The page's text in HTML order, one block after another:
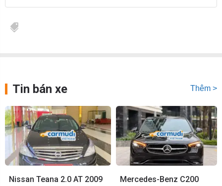
Tin bán xe Thêm >
Nissan Teana 2.0 AT 2009
Mercedes-Benz C200